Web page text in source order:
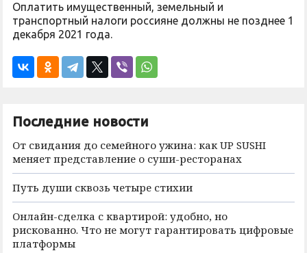
Оплатить имущественный, земельный и
транспортный налоги россияне должны не позднее 1
декабря 2021 года.
Последние новости
От свидания до семейного ужина: как UP SUSHI
меняет представление о суши-ресторанах
Путь души сквозь четыре стихии
Онлайн-сделка с квартирой: удобно, но
рискованно. Что не могут гарантировать цифровые
платформы